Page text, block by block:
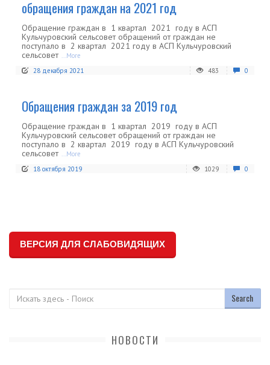
обращения граждан на 2021 год
Обращение граждан в 1 квартал 2021 году в АСП
Кульчуровский сельсовет обращений от граждан не
поступало в 2 квартал 2021 году в АСП Кульчуровский
сельсовет ...More
28 декабря 2021
483 0
Обращения граждан за 2019 год
Обращение граждан в 1 квартал 2019 году в АСП
Кульчуровский сельсовет обращений от граждан не
поступало в 2 квартал 2019 году в АСП Кульчуровский
сельсовет ...More
18 октября 2019
1029 0
ВЕРСИЯ ДЛЯ СЛАБОВИДЯЩИХ
НОВОСТИ